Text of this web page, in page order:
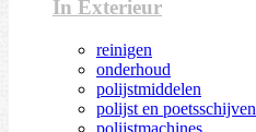
In Exterieur
reinigen
onderhoud
polijstmiddelen
polijst en poetsschijven
polijstmachines